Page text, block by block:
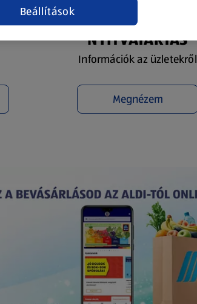
ÜZLETKERESŐ ÉS
NYITVATARTÁS
Információk az üzletekről
Megnézem
Beállítások